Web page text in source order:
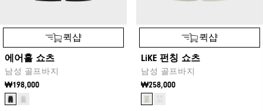
퀵샵
에어홀 쇼츠
남성 골프바지
₩198,000
퀵샵
LiKE 펀칭 쇼츠
남성 골프바지
₩258,000